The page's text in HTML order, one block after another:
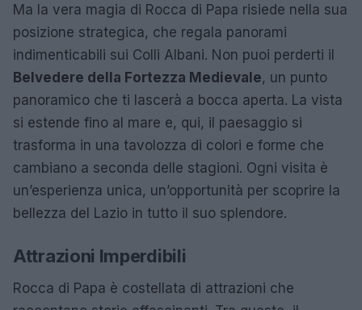
Ma la vera magia di Rocca di Papa risiede nella sua
posizione strategica, che regala panorami
indimenticabili sui Colli Albani. Non puoi perderti il
Belvedere della Fortezza Medievale, un punto
panoramico che ti lascerà a bocca aperta. La vista
si estende fino al mare e, qui, il paesaggio si
trasforma in una tavolozza di colori e forme che
cambiano a seconda delle stagioni. Ogni visita è
un’esperienza unica, un’opportunità per scoprire la
bellezza del Lazio in tutto il suo splendore.
Attrazioni Imperdibili
Rocca di Papa è costellata di attrazioni che